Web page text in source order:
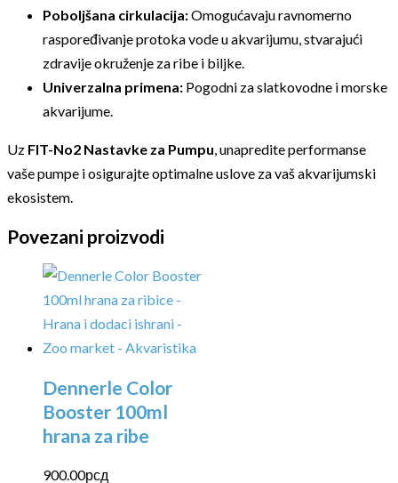
Poboljšana cirkulacija:Omogućavaju ravnomerno
raspoređivanje protoka vode u akvarijumu, stvarajući
zdravije okruženje za ribe i biljke.
Univerzalna primena: Pogodni za slatkovodne i morske
akvarijume.
Uz FIT-No2 Nastavke za Pumpu , unapredite performanse
vaše pumpe i osigurajte optimalne uslove za vaš akvarijumski
ekosistem.
Povezani proizvodi
Dennerle Color
Booster 100ml
hrana za ribe
900.00рсд